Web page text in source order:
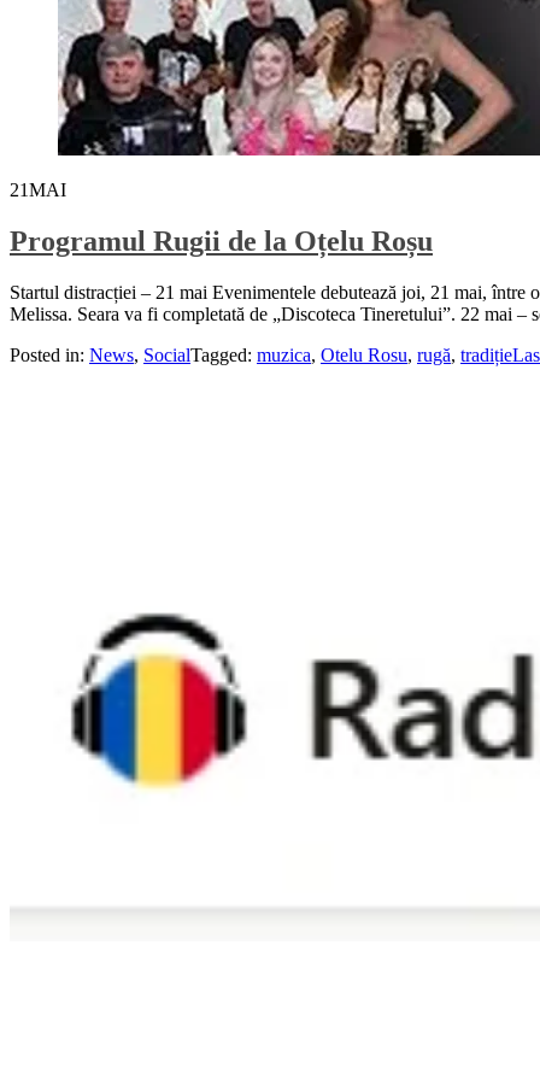
21MAI
Programul Rugii de la Oțelu Roșu
Startul distracției – 21 mai Evenimentele debutează joi, 21 mai,
Melissa. Seara va fi completată de „Discoteca Tineretului”. 22 mai
Posted in: News, SocialTagged: muzica, Otelu Rosu, rugă, tradiție